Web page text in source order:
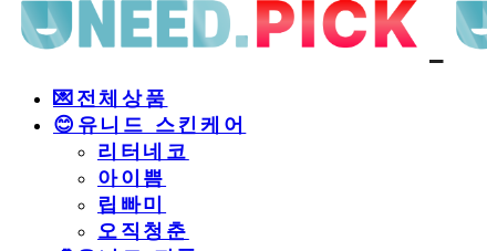
💌전체상품
😊유니드 스킨케어
리터네코
아이쁨
립빠미
오직청춘